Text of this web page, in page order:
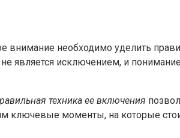
внимание необходимо уделить
не является исключением, и
техника ее включения
ключевые моменты, на которые